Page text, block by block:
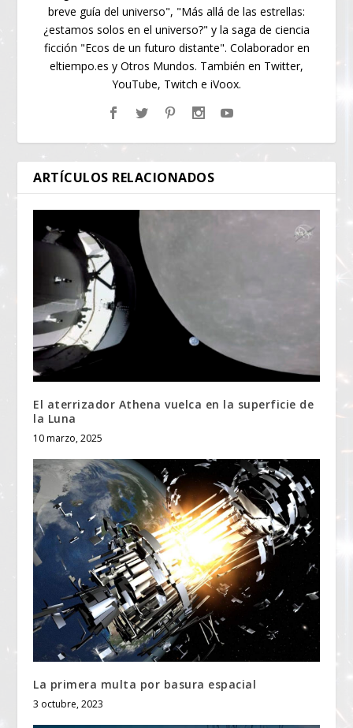
breve guía del universo", "Más allá de las estrellas:
¿estamos solos en el universo?" y la saga de ciencia
ficción "Ecos de un futuro distante". Colaborador en
eltiempo.es y Otros Mundos. También en Twitter,
YouTube, Twitch e iVoox.
ARTÍCULOS RELACIONADOS
El aterrizador Athena vuelca en la superficie de
la Luna
10 marzo, 2025
La primera multa por basura espacial
3 octubre, 2023